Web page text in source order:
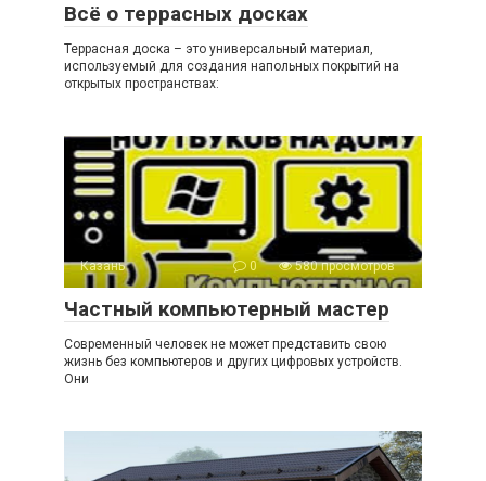
Всё о террасных досках
Террасная доска – это универсальный материал,
используемый для создания напольных покрытий на
открытых пространствах:
Казань 0 580 просмотров
Частный компьютерный мастер
Современный человек не может представить свою
жизнь без компьютеров и других цифровых устройств.
Они